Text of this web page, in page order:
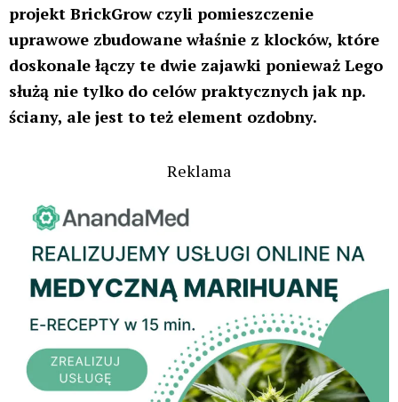
projekt BrickGrow czyli pomieszczenie
uprawowe zbudowane właśnie z klocków, które
doskonale łączy te dwie zajawki ponieważ Lego
służą nie tylko do celów praktycznych jak np.
ściany, ale jest to też element ozdobny.
Reklama